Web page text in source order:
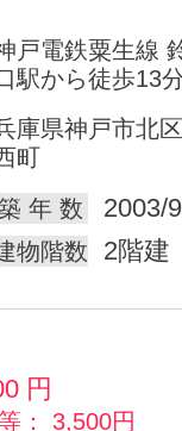
戸電鉄粟生線
駅から徒歩13
庫県神戸市北
町
年 数
2003/
物階数 2階建
円
： 3,500円